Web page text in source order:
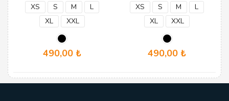
XS S M
L
XL
XXL
490,00 ₺
ürünün
birden
XS S M
L
XL
XXL
490,00 ₺
ürünün
birden